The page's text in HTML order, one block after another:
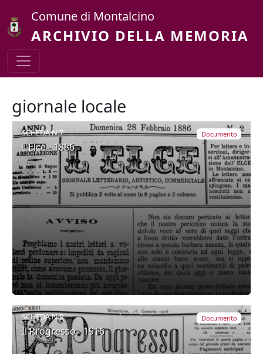
Comune di Montalcino
ARCHIVIO DELLA MEMORIA
giornale locale
SCHEDA N.7 Documento
L'Elce - 1886
SCHEDA N.9 Documento
Il Progresso - 1916